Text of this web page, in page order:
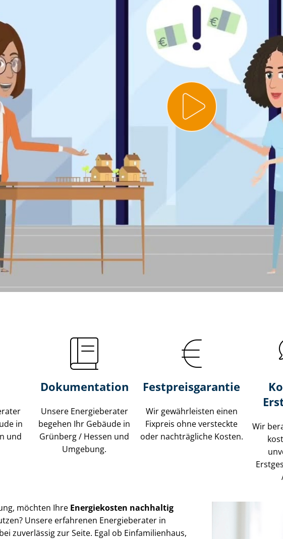
in
und
Dokumentation
Unsere Energieberater
begehen Ihr Gebäude in
Grünberg / Hessen und
Umgebung.
Fest­preis­ga­ran­tie
Wir gewährleisten einen
Fixpreis ohne versteckte
oder nachträgliche Kosten.
Wir
möchten Ihre Energiekosten nachhaltig
Unsere erfahrenen Energieberater in
zuverlässig zur Seite. Egal ob Einfamilienhaus,